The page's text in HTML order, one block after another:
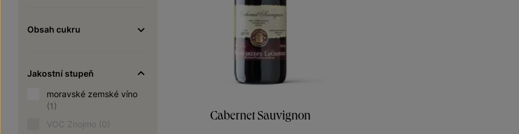
Obsah cukru
Jakostní stupeň
moravské zemské víno
(1)
VOC Znojmo (0)
Cabernet Sauvignon